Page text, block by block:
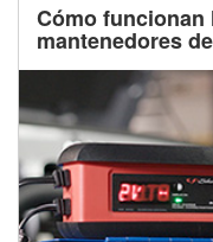
Cómo
mantenedores